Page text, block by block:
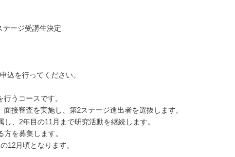
テージ受講生決定
込を行ってください。
うコースです。
接審査を実施し、第2ステージ進出者を選抜します。
、2年目の11月まで研究活動を継続します。
を募集します。
12月頃となります。